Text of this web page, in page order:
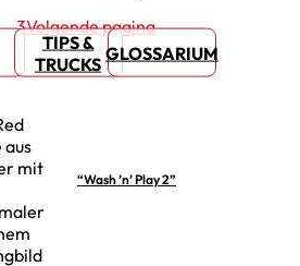
3Volgende pagina
TIPS &
TRUCKS GLOSSARIUM
“Wash ’n’ Play 2”